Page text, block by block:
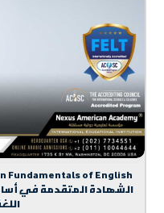
Fundamentals of English